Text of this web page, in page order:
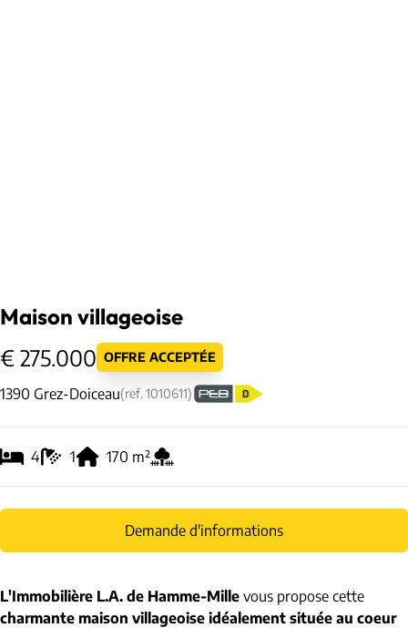
Maison villageoise
€ 275.000 OFFRE ACCEPTÉE
1390 Grez-Doiceau(ref. 1010611)
4 1 170 m²
Demande d'informations
L'Immobilière L.A. de Hamme-Mille vous propose cette
charmante maison villageoise idéalement située au coeur